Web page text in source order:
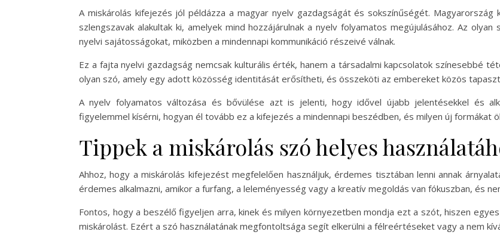
A miskárolás kifejezés jól példázza a magyar nyelv gazdagságát és sokszínűségét.
szlengszavak alakultak ki, amelyek mind hozzájárulnak a nyelv folyamatos megújulásához. Az
nyelvi sajátosságokat, miközben a mindennapi kommunikáció részeivé válnak.
Ez a fajta nyelvi gazdagság nemcsak kulturális érték, hanem a társadalmi kapcsolatok színesebbé
olyan szó, amely egy adott közösség identitását erősítheti, és összeköti az embereket közös
A nyelv folyamatos változása és bővülése azt is jelenti, hogy idővel újabb jelentésekkel és
figyelemmel kísérni, hogyan él tovább ez a kifejezés a mindennapi beszédben, és milyen új formákat
Tippek a miskárolás szó helyes
Ahhoz, hogy a miskárolás kifejezést megfelelően használjuk, érdemes tisztában lenni annak
érdemes alkalmazni, amikor a furfang, a leleményesség vagy a kreatív megoldás van fókuszban, és
Fontos, hogy a beszélő figyeljen arra, kinek és milyen környezetben mondja ezt a szót, hiszen
miskárolást. Ezért a szó használatának megfontoltsága segít elkerülni a félreértéseket vagy a nem